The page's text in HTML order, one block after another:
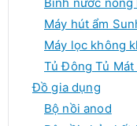
Máy hút ẩm
Máy lọc không
Tủ Đông Tủ
Đồ gia dụng
Bộ nồi anod